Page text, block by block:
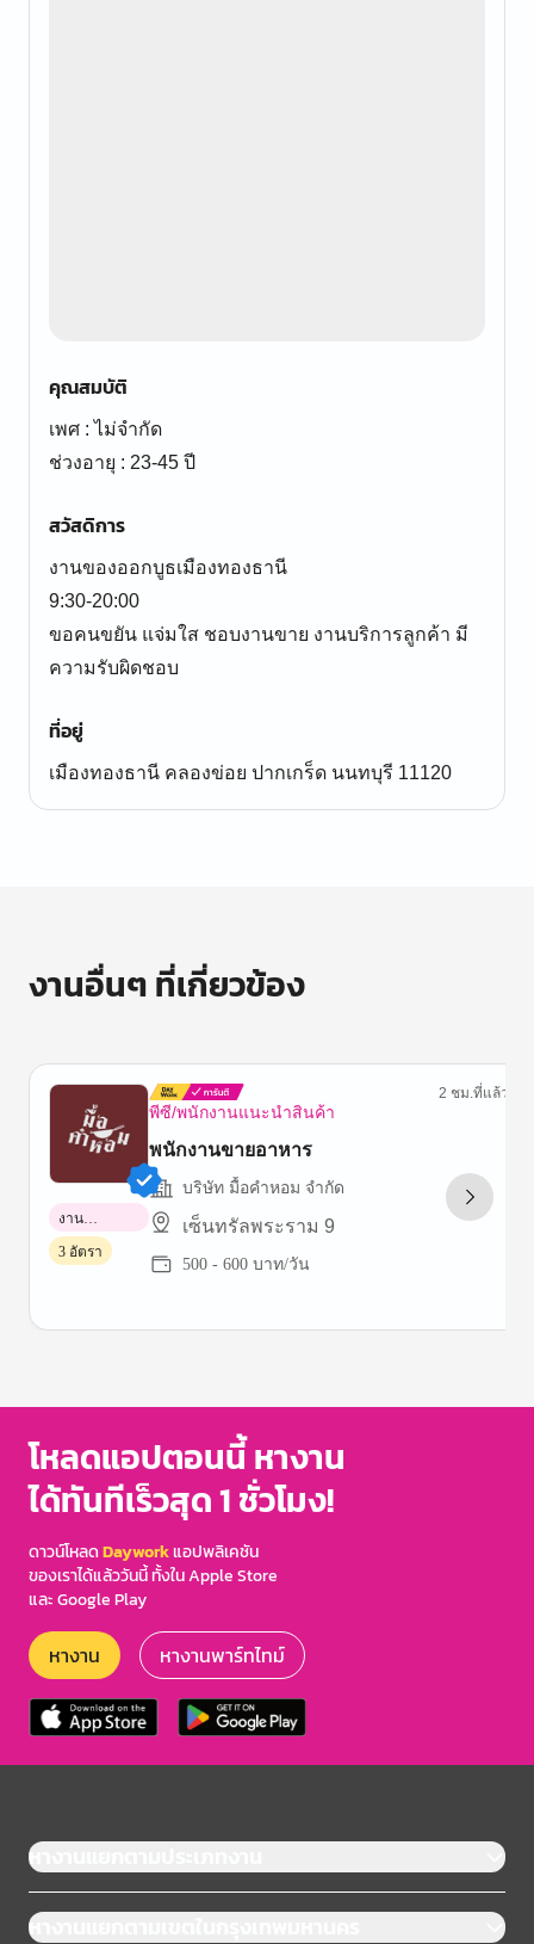
คุณสมบัติ
เพศ : ไม่จำกัด
ช่วงอายุ : 23-45 ปี
สวัสดิการ
งานของออกบูธเมืองทองธานี
9:30-20:00
ขอคนขยัน แจ่มใส ชอบงานขาย งานบริการลูกค้า มี
ความรับผิดชอบ
ที่อยู่
เมืองทองธานี คลองข่อย ปากเกร็ด นนทบุรี 11120
งานอื่นๆ ที่เกี่ยวข้อง
พีซี/พนักงานแนะนำสินค้า
2 ชม.ที่แล้ว
พนักงานขายอาหาร
บริษัท มื้อคำหอม จำกัด
เซ็นทรัลพระราม 9
500 - 600 บาท/วัน
งาน
พาร์ทไทม์
3 อัตรา
of
โหลดแอปตอนนี้ หางาน
ได้ทันทีเร็วสุด 1 ชั่วโมง!
ดาวน์โหลดDayworkแอปพลิเคชัน
ของเราได้แล้ววันนี้ ทั้งใน Apple Store
และ Google Play
หางาน หางานพาร์ทไทม์
หางานแยกตามประเภทงาน
หางานแยกตามเขตในกรุงเทพมหานคร